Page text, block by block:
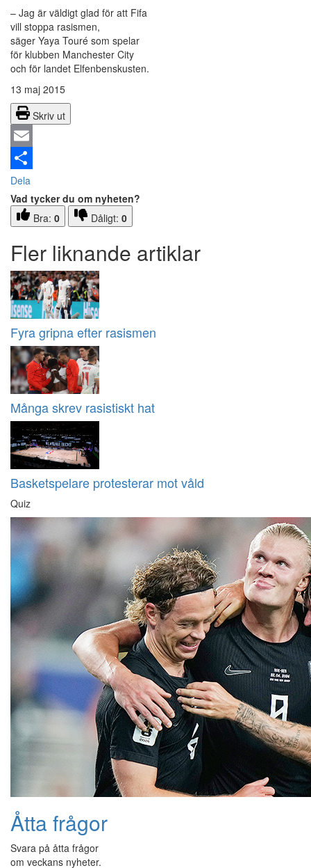
– Jag är väldigt glad för att Fifa
vill stoppa rasismen,
säger Yaya Touré som spelar
för klubben Manchester City
och för landet Elfenbenskusten.
13 maj 2015
Skriv ut
Email
Dela
Vad tycker du om nyheten?
Bra: 0 Dåligt: 0
Fler liknande artiklar
Fyra gripna efter rasismen
Många skrev rasistiskt hat
Basketspelare protesterar mot våld
Quiz
Åtta frågor
Svara på åtta frågor
om veckans nyheter.